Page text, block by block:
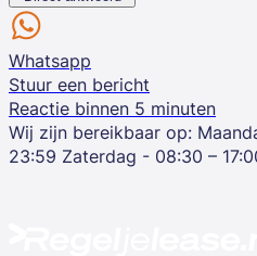
Whatsapp
Stuur een bericht
Reactie binnen 5 minuten
Wij zijn bereikbaar op:
23:59 Zaterdag - 08:30 –